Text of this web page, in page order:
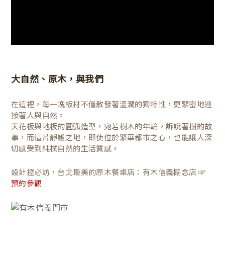
大自然、原木，與我們
在這裡，每一塊板材不僅散發著溫潤的獨特性，更緊密地連
接著人與自然。
天花板與地板的圓弧造型，宛若樹木的年輪，訴說著樹的故
事，而這片靜謐之地，即使位於繁華都市之心，也能讓人深
切感受到純樸自然的生活質感。
設計控必訪，台北最美的原木餐桌店：有木信義概念店 ☞
預約參觀